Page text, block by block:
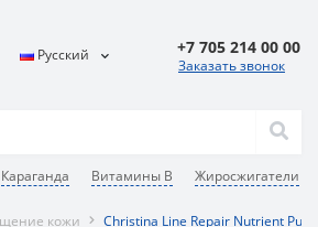
Караганда Витамины В Жиросжигатели
Русский +7 705 214 00 00
Заказать звонок
кожи Christina Line Repair Nutrient